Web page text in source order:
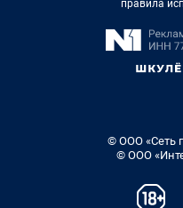
правила
© ООО «Сеть
© ООО